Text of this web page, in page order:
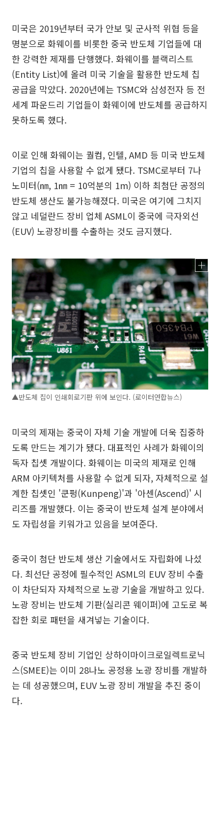
미국은 2019년부터 국가 안보 및 군사적 위협 등을
명분으로 화웨이를 비롯한 중국 반도체 기업들에 대
한 강력한 제재를 단행했다. 화웨이를 블랙리스트
(Entity List)에 올려 미국 기술을 활용한 반도체 칩
공급을 막았다. 2020년에는 TSMC와 삼성전자 등 전
세계 파운드리 기업들이 화웨이에 반도체를 공급하지
못하도록 했다.
이로 인해 화웨이는 퀄컴, 인텔, AMD 등 미국 반도체
기업의 칩을 사용할 수 없게 됐다. TSMC로부터 7나
노미터(㎚, 1㎚ = 10억분의 1m) 이하 최첨단 공정의
반도체 생산도 불가능해졌다. 미국은 여기에 그치지
않고 네덜란드 장비 업체 ASML이 중국에 극자외선
(EUV) 노광장비를 수출하는 것도 금지했다.
▲반도체 칩이 인쇄회로기판 위에 보인다. (로이터연합뉴스)
미국의 제재는 중국이 자체 기술 개발에 더욱 집중하
도록 만드는 계기가 됐다. 대표적인 사례가 화웨이의
독자 칩셋 개발이다. 화웨이는 미국의 제재로 인해
ARM 아키텍처를 사용할 수 없게 되자, 자체적으로 설
계한 칩셋인 '쿤펑(Kunpeng)'과 '아센(Ascend)' 시
리즈를 개발했다. 이는 중국이 반도체 설계 분야에서
도 자립성을 키워가고 있음을 보여준다.
중국이 첨단 반도체 생산 기술에서도 자립화에 나섰
다. 최선단 공정에 필수적인 ASML의 EUV 장비 수출
이 차단되자 자체적으로 노광 기술을 개발하고 있다.
노광 장비는 반도체 기판(실리콘 웨이퍼)에 고도로 복
잡한 회로 패턴을 새겨넣는 기술이다.
중국 반도체 장비 기업인 상하이마이크로일렉트로닉
스(SMEE)는 이미 28나노 공정용 노광 장비를 개발하
는 데 성공했으며, EUV 노광 장비 개발을 추진 중이
다.